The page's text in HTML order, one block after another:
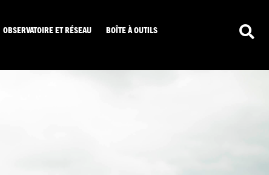
OBSERVATOIRE ET RÉSEAU BOÎTE À OUTILS